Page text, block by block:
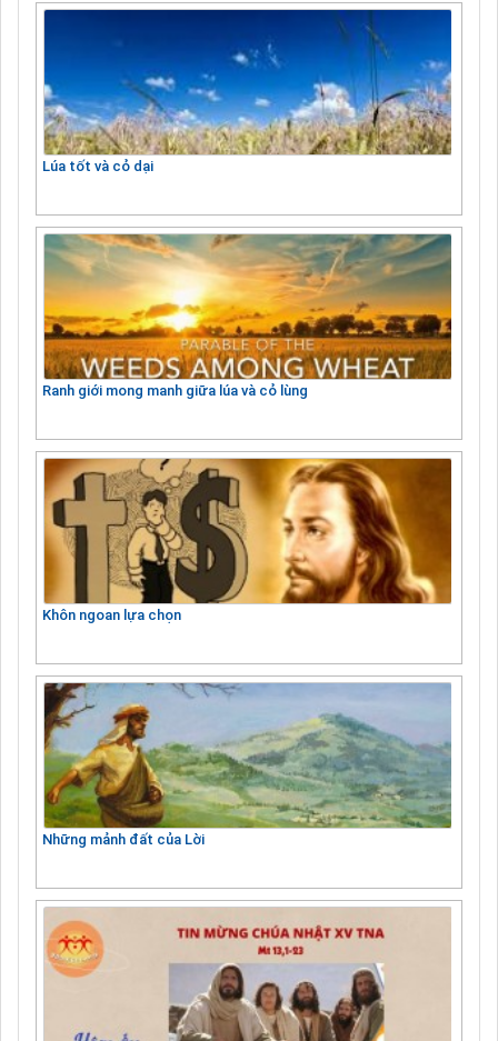
Lúa tốt và cỏ dại
Ranh giới mong manh giữa lúa và cỏ lùng
Khôn ngoan lựa chọn
Những mảnh đất của Lời